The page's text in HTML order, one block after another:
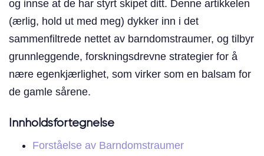
og innse at de har styrt skipet ditt. Denne artikkelen
(ærlig, hold ut med meg) dykker inn i det
sammenfiltrede nettet av barndomstraumer, og tilbyr
grunnleggende, forskningsdrevne strategier for å
nære egenkjærlighet, som virker som en balsam for
de gamle sårene.
Innholdsfortegnelse
Forståelse av Barndomstraumer